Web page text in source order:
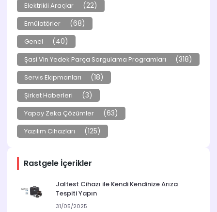
Elektrikli Araçlar (22)
Emülatörler (68)
Genel (40)
Şasi Vin Yedek Parça Sorgulama Programları (318)
Servis Ekipmanları (18)
Şirket Haberleri (3)
Yapay Zeka Çözümler (63)
Yazılım Cihazları (125)
Rastgele İçerikler
Jaltest Cihazı ile Kendi Kendinize Arıza
Tespiti Yapın
31/05/2025